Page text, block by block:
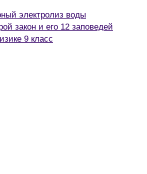
электролиз воды
закон и его 12 заповедей
9 класс